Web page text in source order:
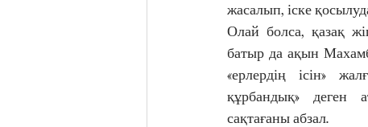
жасалып, іске
Олай болса, қазақ
батыр да ақын
«ерлердің ісін»
құрбандық» деген
сақтағаны абзал.